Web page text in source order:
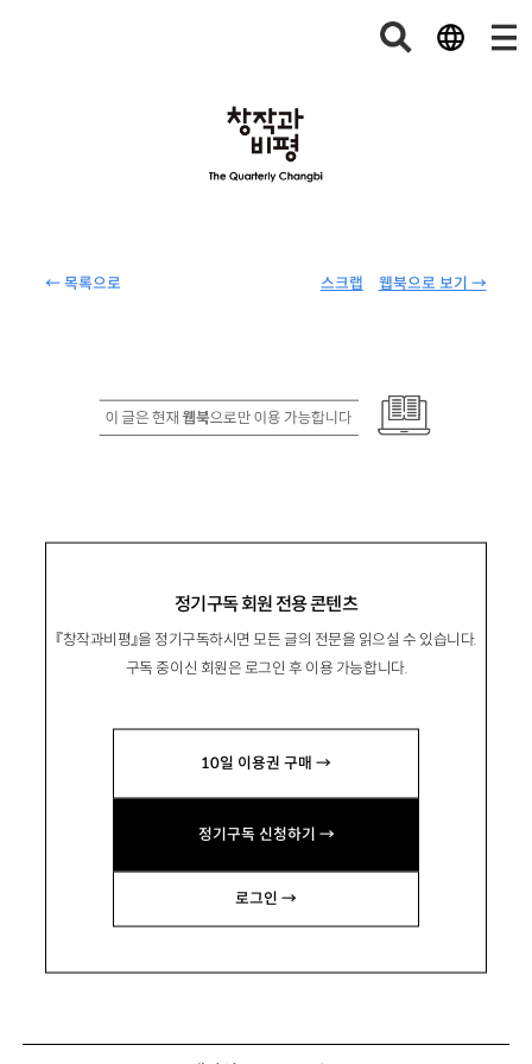
← 목록으로 웹북으로 보기 →
스크랩
정기구독 회원 전용 콘텐츠
『창작과비평』을 정기구독하시면 모든 글의 전문을 읽으실 수 있습니다.
구독 중이신 회원은 로그인 후 이용 가능합니다.
10일 이용권 구매 →
정기구독 신청하기 →
로그인 →